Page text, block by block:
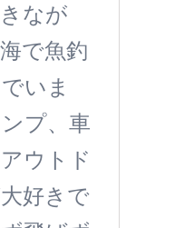
なが
で魚釣
いま
プ、車
ウトド
好きで